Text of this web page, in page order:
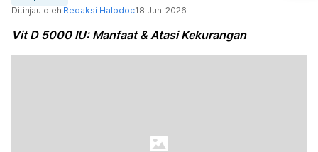
Ditinjau oleh Redaksi Halodoc18 Juni 2026
Vit D 5000 IU: Manfaat & Atasi Kekurangan